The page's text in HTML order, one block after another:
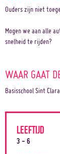
Ouders zijn niet
Mogen we aan alle
snelheid te rijden?
WAAR GAAT
Basisschool Sint
LEEFTIJD
3 - 6